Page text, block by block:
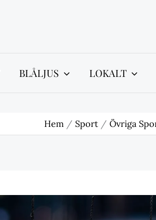
BLÅLJUS LOKALT
Hem Sport Övriga